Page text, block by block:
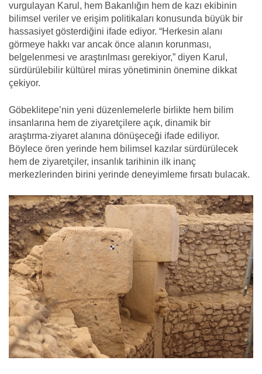
vurgulayan Karul, hem Bakanlığın hem de kazı ekibinin
bilimsel veriler ve erişim politikaları konusunda büyük bir
hassasiyet gösterdiğini ifade ediyor. “Herkesin alanı
görmeye hakkı var ancak önce alanın korunması,
belgelenmesi ve araştırılması gerekiyor,” diyen Karul,
sürdürülebilir kültürel miras yönetiminin önemine dikkat
çekiyor.
Göbeklitepe’nin yeni düzenlemelerle birlikte hem bilim
insanlarına hem de ziyaretçilere açık, dinamik bir
araştırma-ziyaret alanına dönüşeceği ifade ediliyor.
Böylece ören yerinde hem bilimsel kazılar sürdürülecek
hem de ziyaretçiler, insanlık tarihinin ilk inanç
merkezlerinden birini yerinde deneyimleme fırsatı bulacak.